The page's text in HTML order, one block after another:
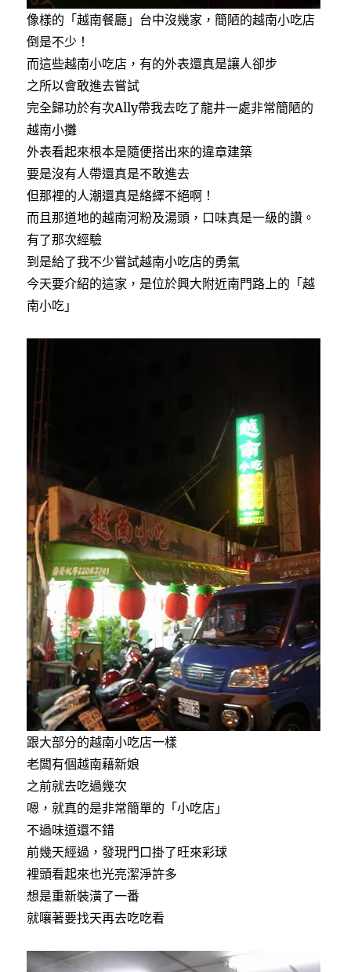
像樣的「越南餐廳」台中沒幾家，簡陋的越南小吃店
倒是不少！
而這些越南小吃店，有的外表還真是讓人卻步
之所以會敢進去嘗試
完全歸功於有次Ally帶我去吃了龍井一處非常簡陋的
越南小攤
外表看起來根本是隨便搭出來的違章建築
要是沒有人帶還真是不敢進去
但那裡的人潮還真是絡繹不絕啊！
而且那道地的越南河粉及湯頭，口味真是一級的讚。
有了那次經驗
到是給了我不少嘗試越南小吃店的勇氣
今天要介紹的這家，是位於興大附近南門路上的「越
南小吃」
跟大部分的越南小吃店一樣
老闆有個越南藉新娘
之前就去吃過幾次
嗯，就真的是非常簡單的「小吃店」
不過味道還不錯
前幾天經過，發現門口掛了旺來彩球
裡頭看起來也光亮潔淨許多
想是重新裝潢了一番
就嚷著要找天再去吃吃看